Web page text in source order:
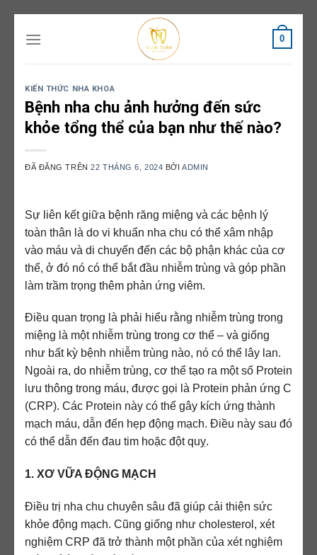
đến
0
KIẾN THỨC NHA KHOA
Bệnh nha chu ảnh hưởng đến sức
khỏe tổng thể của bạn như thế nào?
ĐÃ ĐĂNG TRÊN22 THÁNG 6, 2024 BỞIADMIN
Sự liên kết giữa bệnh răng miệng và các bệnh lý
toàn thân là do vi khuẩn nha chu có thể xâm nhập
vào máu và di chuyển đến các bộ phận khác của cơ
thể, ở đó nó có thể bắt đầu nhiễm trùng và góp phần
làm trầm trọng thêm phản ứng viêm.
Điều quan trọng là phải hiểu rằng nhiễm trùng trong
miệng là một nhiễm trùng trong cơ thể – và giống
như bất kỳ bệnh nhiễm trùng nào, nó có thể lây lan.
Ngoài ra, do nhiễm trùng, cơ thể tạo ra một số Protein
lưu thông trong máu, được gọi là Protein phản ứng C
(CRP). Các Protein này có thể gây kích ứng thành
mạch máu, dẫn đến hẹp động mạch. Điều này sau đó
có thể dẫn đến đau tim hoặc đột quỵ.
1. XƠ VỮA ĐỘNG MẠCH
Điều trị nha chu chuyên sâu đã giúp cải thiện sức
khỏe động mạch. Cũng giống như cholesterol, xét
nghiệm CRP đã trở thành một phần của xét nghiệm